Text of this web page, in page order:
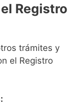
Registro
trámites y
el Registro